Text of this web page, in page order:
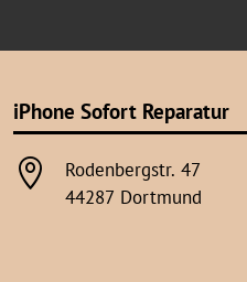
iPhone Sofort Reparatur

Rodenbergstr. 47
44287 Dortmund